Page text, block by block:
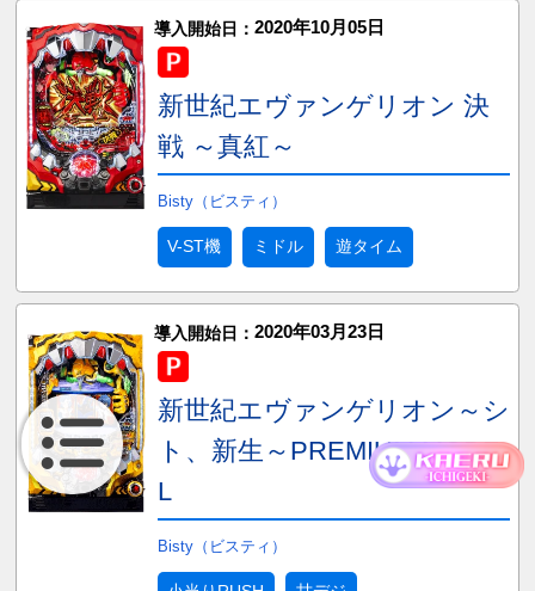
導入開始日： 2020年10月05日
新世紀エヴァンゲリオン 決
戦 ～真紅～
Bisty（ビスティ）
V-ST機 ミドル 遊タイム
導入開始日： 2020年03月23日
新世紀エヴァンゲリオン～シ
ト、新生～PREMIUM MODE
L
Bisty（ビスティ）